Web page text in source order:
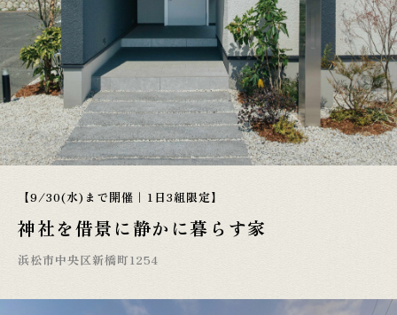
【9/30(水)まで開催｜1日3組限定】
神社を借景に静かに暮らす家
浜松市中央区新橋町1254